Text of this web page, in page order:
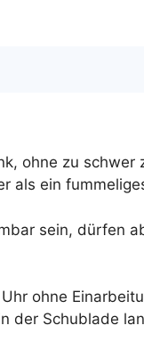
ohne zu schwer
als ein
sein, dürfen
ohne
der Schublade